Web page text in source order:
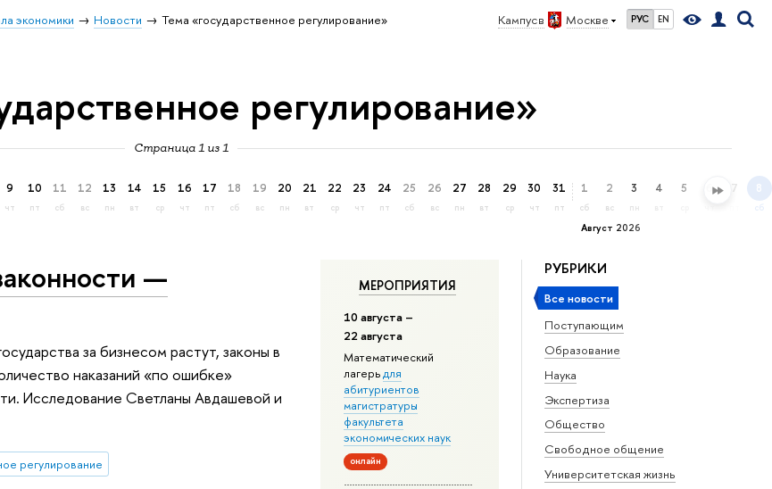
Кампус в Москве РУС EN
экономики Новости Тема «государственное регулирование»
регулирование»
Страница 1 из 1
9
чт
10
пт
11
сб
12
вс
13
пн
14
вт
15
ср
16
чт
17
пт
18
сб
19
вс
20
пн
21
вт
22
ср
23
чт
24
пт
25
сб
26
вс
27
пн
28
вт
29
ср
30
чт
31
пт
Август 2026
1
сб
2
вс
3
пн
4 5 6 7 8
сб
РУБРИКИ
Все новости
Поступающим
Образование
Наука
Экспертиза
Общество
Свободное общение
Университетская жизнь
МЕРОПРИЯТИЯ
10 августа –
22 августа
Математический
лагерьдля
абитуриентов
магистратуры
факультета
экономических наук
онлайн
—
за бизнесом растут, законы в
наказаний «по ошибке»
Исследование Светланы Авдашевой и
регулирование